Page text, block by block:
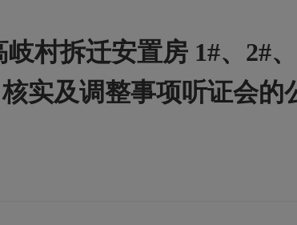
村拆迁安置房 1#、2#
实及调整事项听证会的